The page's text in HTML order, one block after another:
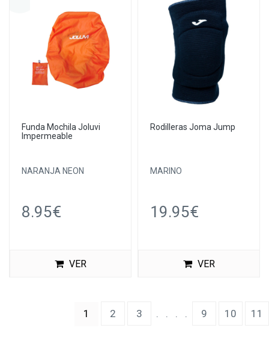
Funda Mochila Joluvi
Impermeable
NARANJA NEON
8.95€
VER
Rodilleras Joma Jump
MARINO
19.95€
VER
1 (current)
2 3 . . . . 9 10 11